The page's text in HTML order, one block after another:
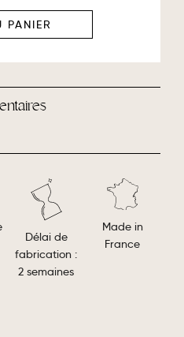
PANIER
Délai de
fabrication :
2 semaines
Made in
France